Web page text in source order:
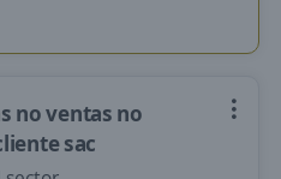
no ventas no
sac